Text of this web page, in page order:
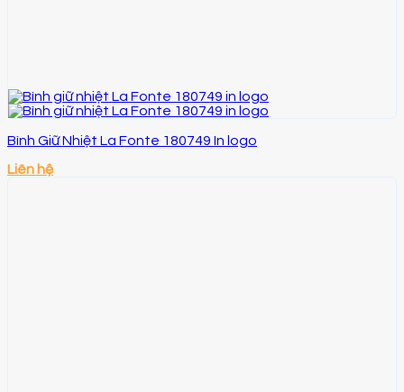
Bình Giữ Nhiệt La Fonte 180749 In logo
Liên hệ